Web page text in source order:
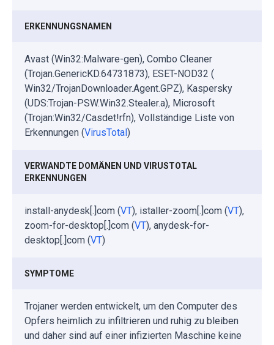
ERKENNUNGSNAMEN
Avast (Win32:Malware-gen), Combo Cleaner
(Trojan.GenericKD.64731873), ESET-NOD32 (
Win32/TrojanDownloader.Agent.GPZ), Kaspersky
(UDS:Trojan-PSW.Win32.Stealer.a), Microsoft
(Trojan:Win32/Casdet!rfn), Vollständige Liste von
Erkennungen (VirusTotal)
VERWANDTE DOMÄNEN UND VIRUSTOTAL
ERKENNUNGEN
install-anydesk[.]com (VT), istaller-zoom[.]com (VT),
zoom-for-desktop[.]com (VT), anydesk-for-
desktop[.]com (VT)
SYMPTOME
Trojaner werden entwickelt, um den Computer des
Opfers heimlich zu infiltrieren und ruhig zu bleiben
und daher sind auf einer infizierten Maschine keine